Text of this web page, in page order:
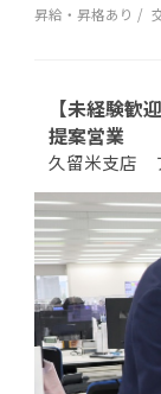
昇給・昇格あり
【未経験歓
提案営業
久留米支店